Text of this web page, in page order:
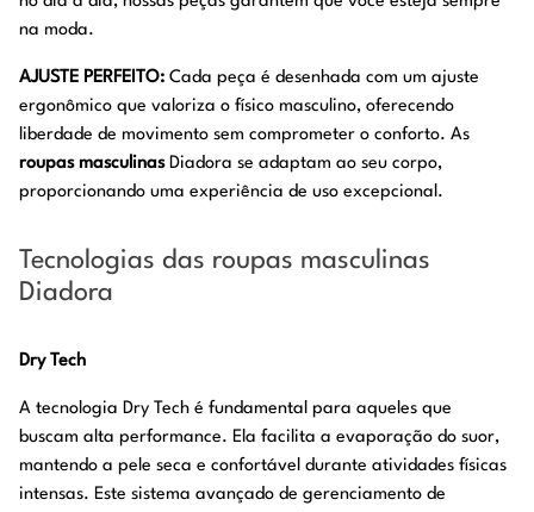
na moda.
AJUSTE PERFEITO: Cada peça é desenhada com um ajuste
ergonômico que valoriza o físico masculino, oferecendo
liberdade de movimento sem comprometer o conforto. As
roupas masculinasDiadora se adaptam ao seu corpo,
proporcionando uma experiência de uso excepcional.
Tecnologias das roupas masculinas
Diadora
Dry Tech
A tecnologia Dry Tech é fundamental para aqueles que
buscam alta performance. Ela facilita a evaporação do suor,
mantendo a pele seca e confortável durante atividades físicas
intensas. Este sistema avançado de gerenciamento de